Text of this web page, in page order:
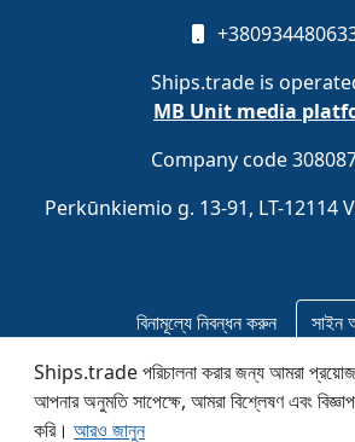
Ships.trade is
MB Unit media
Company code
Perkūnkiemio g. 13-91, LT-12114
বিনামূল্যে নিবন্ধন করুন
© 2020–2026 Ships.trade.
Ships.trade পরিচালনা করার জন্য আমরা
আপনার অনুমতি সাপেক্ষে, আমরা বিশ্লেষণ এবং
করি। আরও জানুন